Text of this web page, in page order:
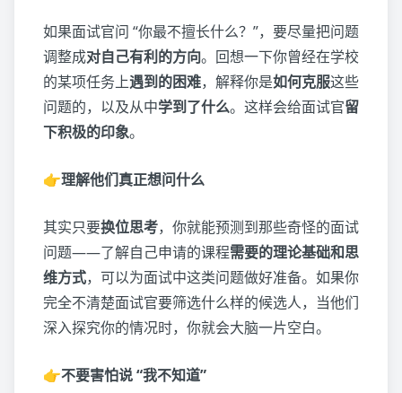
如果面试官问 “你最不擅长什么？”，要尽量把问题
调整成对自己有利的方向。回想一下你曾经在学校
的某项任务上遇到的困难，解释你是如何克服这些
问题的，以及从中学到了什么。这样会给面试官留
下积极的印象。
👉理解他们真正想问什么
其实只要换位思考，你就能预测到那些奇怪的面试
问题——了解自己申请的课程需要的理论基础和思
维方式，可以为面试中这类问题做好准备。如果你
完全不清楚面试官要筛选什么样的候选人，当他们
深入探究你的情况时，你就会大脑一片空白。
👉不要害怕说 “我不知道”